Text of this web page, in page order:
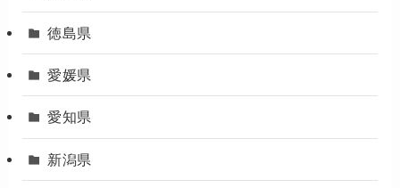
徳島県
愛媛県
愛知県
新潟県